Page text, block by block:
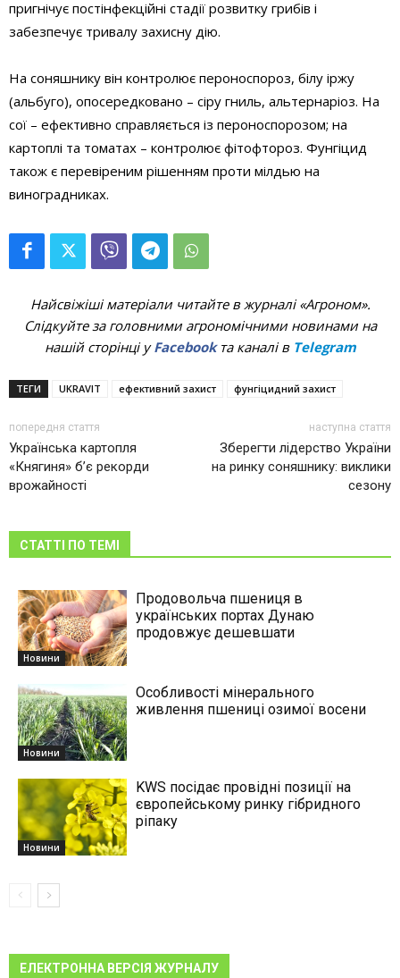
пригнічує постінфекційні стадії розвитку грибів і
забезпечує тривалу захисну дію.
На соняшнику він контролює пероноспороз, білу іржу
(альбуго), опосередковано – сіру гниль, альтернаріоз. На
сої – ефективно справляється із пероноспорозом; на
картоплі та томатах – контролює фітофтороз. Фунгіцид
також є перевіреним рішенням проти мілдью на
виноградниках.
Найсвіжіші матеріали читайте в журналі «Агроном».
Слідкуйте за головними агрономічними новинами на
нашій сторінці уFacebookта каналі в Telegram
ТЕГИ UKRAVIT ефективний захист фунгіцидний захист
попередня стаття
Українська картопля
«Княгиня» б’є рекорди
врожайності
наступна стаття
Зберегти лідерство України
на ринку соняшнику: виклики
сезону
СТАТТІ ПО ТЕМІ
Новини
Продовольча пшениця в
українських портах Дунаю
продовжує дешевшати
Новини
Особливості мінерального
живлення пшениці озимої восени
Новини
KWS посідає провідні позиції на
європейському ринку гібридного
ріпаку
ЕЛЕКТРОННА ВЕРСІЯ ЖУРНАЛУ